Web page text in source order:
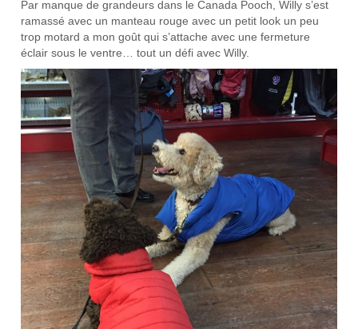
Par manque de grandeurs dans le Canada Pooch, Willy s’est
ramassé avec un manteau rouge avec un petit look un peu
trop motard a mon goût qui s’attache avec une fermeture
éclair sous le ventre… tout un défi avec Willy.